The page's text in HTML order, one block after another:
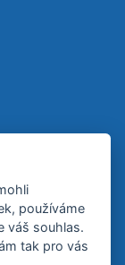
používáme
váš souhlas.
tak pro vás